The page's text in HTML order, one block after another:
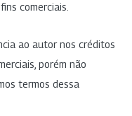
comerciais.
ao autor nos créditos
porém não
termos dessa